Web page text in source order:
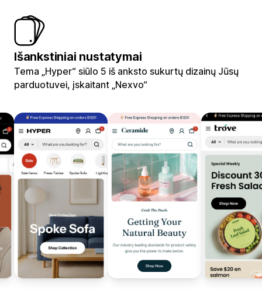
Išankstiniai nustatymai
Tema „Hyper“ siūlo 5 iš anksto sukurtų dizainų Jūsų
parduotuvei, įskaitant „Nexvo“